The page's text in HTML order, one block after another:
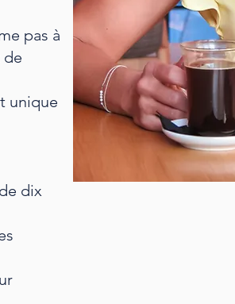
pas à
de
unique
dix